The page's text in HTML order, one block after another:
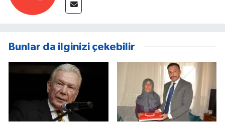
Bunlar da ilginizi çekebilir